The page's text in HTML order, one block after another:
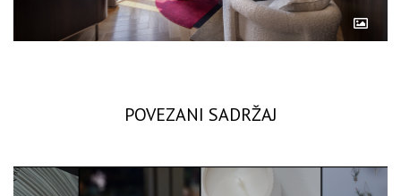
POVEZANI SADRŽAJ